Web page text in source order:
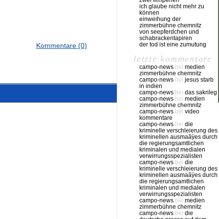
Kommentare (0)
ich glaube nicht mehr zu
können
einweihung der
zimmerbühne chemnitz
von seepferdchen und
schabrackentapiren
der tod ist eine zumutung
letzte kommentare
campo-news bei medien
zimmerbühne chemnitz
campo-news bei jesus starb
in indien
campo-news bei das sakrileg
campo-news bei medien
zimmerbühne chemnitz
campo-news bei video
kommentare
campo-news bei die
kriminelle verschleierung des
kriminellen ausmaãÿes durch
die regierungsamtlichen
kriminalen und medialen
verwirrungsspezialisten
campo-news bei die
kriminelle verschleierung des
kriminellen ausmaãÿes durch
die regierungsamtlichen
kriminalen und medialen
verwirrungsspezialisten
campo-news bei medien
zimmerbühne chemnitz
campo-news bei die